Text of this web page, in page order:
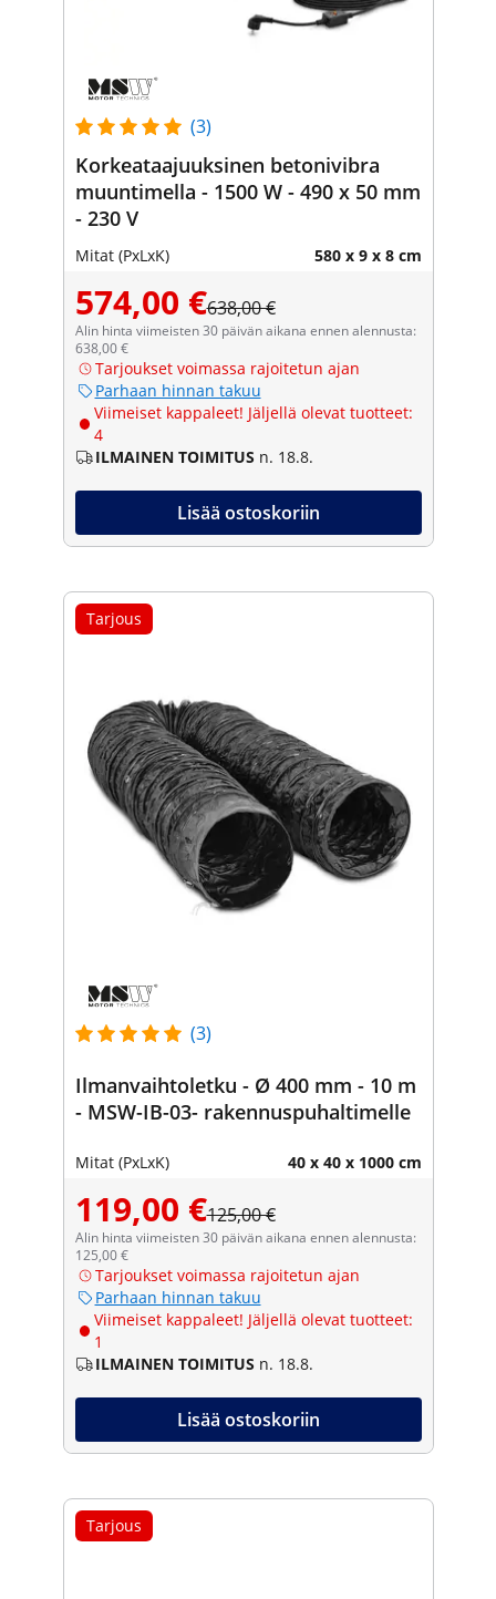
(3)
Korkeataajuuksinen betonivibra
muuntimella - 1500 W - 490 x 50 mm
- 230 V
Mitat (PxLxK) 580 x 9 x 8 cm
574,00 €638,00 €
Alin hinta viimeisten 30 päivän aikana ennen alennusta:
638,00 €
Tarjoukset voimassa rajoitetun ajan
Parhaan hinnan takuu
Viimeiset kappaleet! Jäljellä olevat tuotteet:
4
ILMAINEN TOIMITUS n. 18.8.
Lisää ostoskoriin
Tarjous
(3)
Ilmanvaihtoletku - Ø 400 mm - 10 m
- MSW-IB-03- rakennuspuhaltimelle
Mitat (PxLxK) 40 x 40 x 1000 cm
119,00 €125,00 €
Alin hinta viimeisten 30 päivän aikana ennen alennusta:
125,00 €
Tarjoukset voimassa rajoitetun ajan
Parhaan hinnan takuu
Viimeiset kappaleet! Jäljellä olevat tuotteet:
1
ILMAINEN TOIMITUS n. 18.8.
Lisää ostoskoriin
Tarjous